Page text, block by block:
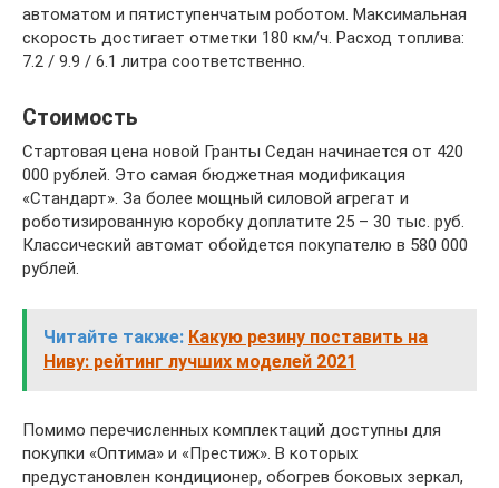
автоматом и пятиступенчатым роботом. Максимальная
скорость достигает отметки 180 км/ч. Расход топлива:
7.2 / 9.9 / 6.1 литра соответственно.
Стоимость
Стартовая цена новой Гранты Седан начинается от 420
000 рублей. Это самая бюджетная модификация
«Стандарт». За более мощный силовой агрегат и
роботизированную коробку доплатите 25 – 30 тыс. руб.
Классический автомат обойдется покупателю в 580 000
рублей.
Читайте также: Какую резину поставить на
Ниву: рейтинг лучших моделей 2021
Помимо перечисленных комплектаций доступны для
покупки «Оптима» и «Престиж». В которых
предустановлен кондиционер, обогрев боковых зеркал,